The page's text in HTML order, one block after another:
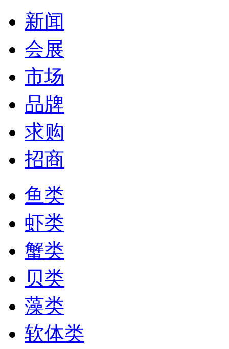
新闻
会展
市场
品牌
求购
招商
鱼类
虾类
蟹类
贝类
藻类
软体类